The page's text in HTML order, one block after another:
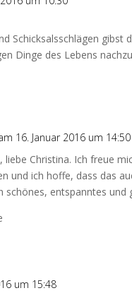
Schicksalsschlägen
Dinge des Lebens
16. Januar 2016 um 14:50
liebe Christina. Ich freue
und ich hoffe, dass das
schönes, entspanntes und
um 15:48